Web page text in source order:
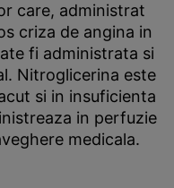
care, administrat
criza de angina in
fi administrata si
Nitroglicerina este
si in insuficienta
in perfuzie
medicala.